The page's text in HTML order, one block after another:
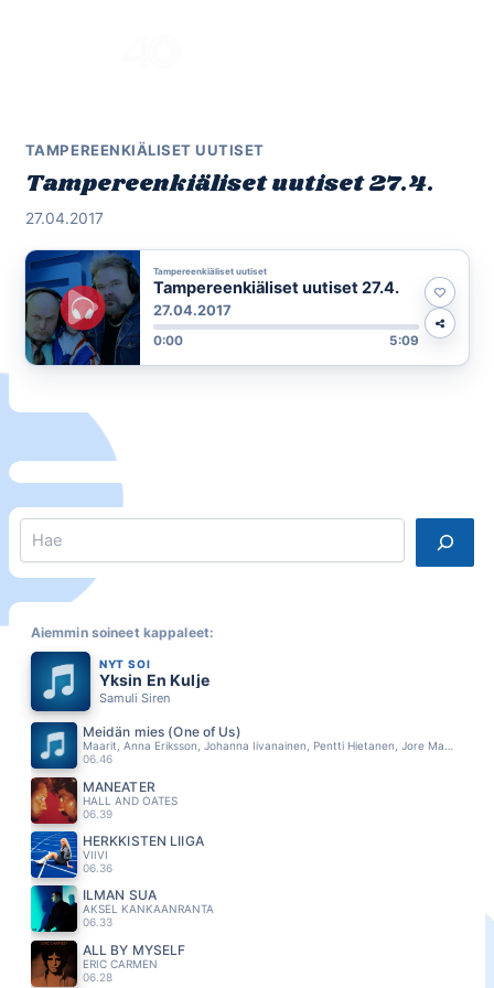
TAMPEREENKIÄLISET UUTISET
Tampereenkiäliset uutiset 27.4.
27.04.2017
Tampereenkiäliset uutiset
Tampereenkiäliset uutiset 27.4.
27.04.2017
0:00 5:09
Aiemmin soineet kappaleet:
NYT SOI
Yksin En Kulje
Samuli Siren
Meidän mies (One of Us)
06.46
MANEATER
HALL AND OATES
06.39
HERKKISTEN LIIGA
VIIVI
06.36
ILMAN SUA
AKSEL KANKAANRANTA
06.33
ALL BY MYSELF
ERIC CARMEN
06.28